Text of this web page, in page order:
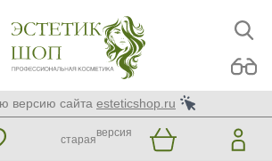
версию сайта esteticshop.ru
старая
версия